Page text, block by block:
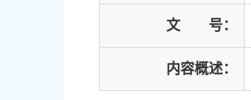
文 号：
内容概述：